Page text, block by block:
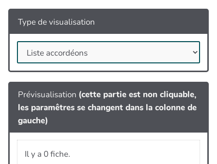
Type de visualisation
Prévisualisation (cette partie est non cliquable,
les paramêtres se changent dans la colonne de
gauche)